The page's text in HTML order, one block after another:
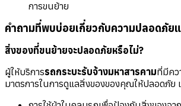
การขนย้าย
คำถามที่พบบ่อยเกี่ยวกับความปลอดภัย
สิ่งของที่ขนย้ายจะปลอดภัยหรือไม่?
ผู้ให้บริการรถกระบะรับจ้างมหาสารคามที่มีคว
มาตรการในการดูแลสิ่งของของคุณให้ปลอดภัย